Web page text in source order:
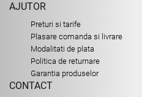
AJUTOR
Preturi si tarife
Plasare comanda si livrare
Modalitati de plata
Politica de returnare
Garantia produselor
CONTACT